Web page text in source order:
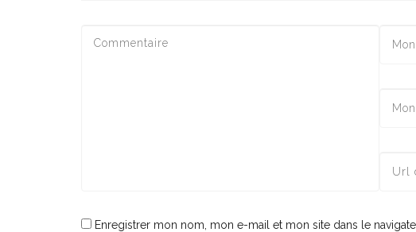
Enregistrer mon nom, mon e-mail et mon site dans le